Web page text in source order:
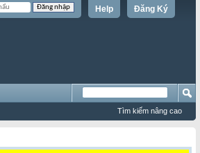
Đăng Ký
Help
Tìm kiếm nâng cao